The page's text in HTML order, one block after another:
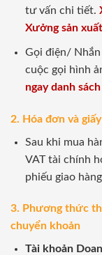
tư vấn chi tiết.
Xưởng sản
Gọi điện/
cuộc gọi hình
ngay danh
2. Hóa đơn và
Sau khi mua
VAT tài chính
phiếu giao
3. Phương thức
chuyển khoản
Tài khoản